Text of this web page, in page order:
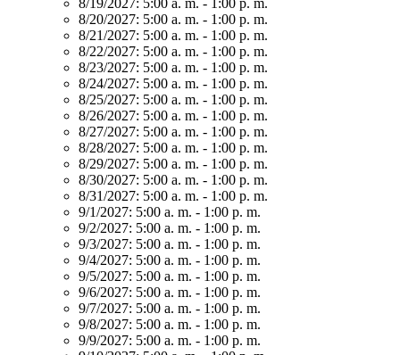
8/19/2027: 5:00 a. m. - 1:00 p. m.
8/20/2027: 5:00 a. m. - 1:00 p. m.
8/21/2027: 5:00 a. m. - 1:00 p. m.
8/22/2027: 5:00 a. m. - 1:00 p. m.
8/23/2027: 5:00 a. m. - 1:00 p. m.
8/24/2027: 5:00 a. m. - 1:00 p. m.
8/25/2027: 5:00 a. m. - 1:00 p. m.
8/26/2027: 5:00 a. m. - 1:00 p. m.
8/27/2027: 5:00 a. m. - 1:00 p. m.
8/28/2027: 5:00 a. m. - 1:00 p. m.
8/29/2027: 5:00 a. m. - 1:00 p. m.
8/30/2027: 5:00 a. m. - 1:00 p. m.
8/31/2027: 5:00 a. m. - 1:00 p. m.
9/1/2027: 5:00 a. m. - 1:00 p. m.
9/2/2027: 5:00 a. m. - 1:00 p. m.
9/3/2027: 5:00 a. m. - 1:00 p. m.
9/4/2027: 5:00 a. m. - 1:00 p. m.
9/5/2027: 5:00 a. m. - 1:00 p. m.
9/6/2027: 5:00 a. m. - 1:00 p. m.
9/7/2027: 5:00 a. m. - 1:00 p. m.
9/8/2027: 5:00 a. m. - 1:00 p. m.
9/9/2027: 5:00 a. m. - 1:00 p. m.